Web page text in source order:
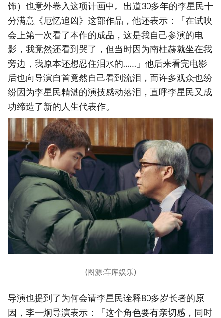
饰）也意外卷入这项计画中。出道30多年的李星民十
分满意《厄忆追凶》这部作品，他还表示：「在试映
会上第一次看了本作的成品，这是我自己参演的电
影，我竟然还看到哭了，但当时因为南柱赫就坐在我
旁边，我原本还想忍住泪水的……」他后来看完电影
后也向导演自首竟然自己看到流泪，而许多观众也纷
纷因为李星民精湛的演技感动落泪，直呼李星民又成
功缔造了新的人生代表作。
(图源:车库娱乐)
导演也提到了为何会请李星民诠释80多岁长者的原
因，李一炯导演表示：「这个角色要有亲切感，同时